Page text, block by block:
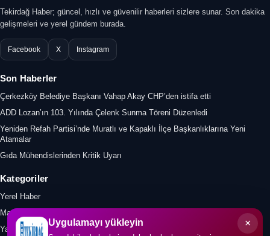
Tekirdağ Haber; güncel, hızlı ve güvenilir haberleri sizlere sunar. Son dakika
gelişmeleri ve yerel gündem burada.
Facebook X Instagram
Son Haberler
Çerkezköy Belediye Başkanı Vahap Akay CHP’den istifa etti
ADD Lozan’ın 103. Yılında Çelenk Sunma Töreni Düzenledi
Yeniden Refah Partisi’nde Muratlı ve Kapaklı İlçe Başkanlıklarına Yeni
Atamalar
Gıda Mühendislerinden Kritik Uyarı
Kategoriler
Yerel Haber
Manşet
Yazar
×
Uygulamayı yükleyin